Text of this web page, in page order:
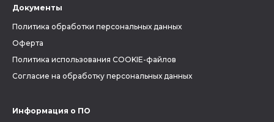
Документы
Политика обработки персональных данных
Оферта
Политика использования COOKIE-файлов
Согласие на обработку персональных данных
Информация о ПО